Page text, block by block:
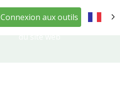
Connexion aux outils